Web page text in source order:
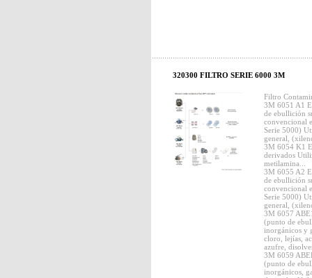
320300 FILTRO SERIE 6000 3M
Filtro
3M 6051 A1
de ebullición
convencional
Serie 5000)
general,
3M 6054 K1
derivados
metilamina...
3M 6055 A2
de ebullición
convencional
Serie 5000)
general,
3M 6057
(punto de
inorgánicos y
cloro, lejías,
azufre,
3M 6059
(punto de
inorgánicos,